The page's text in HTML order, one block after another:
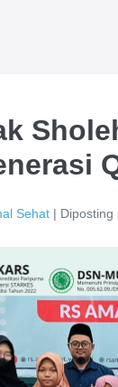
Sehat | Diposting